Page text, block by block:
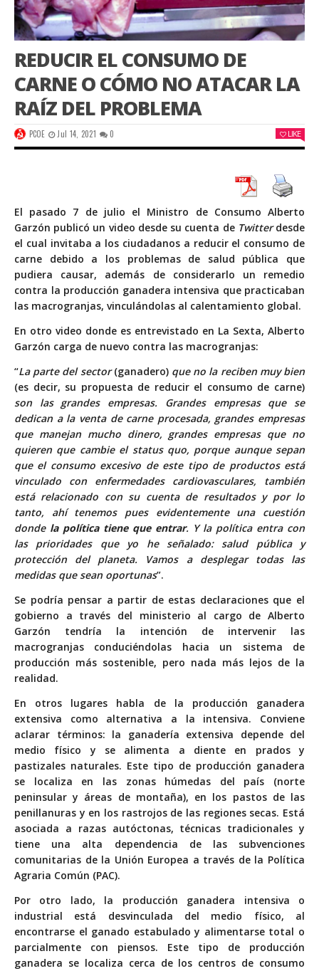
REDUCIR EL CONSUMO DE
CARNE O CÓMO NO ATACAR LA
RAÍZ DEL PROBLEMA
PCOE Jul 14, 2021 0 LIKE
El pasado 7 de julio el Ministro de Consumo Alberto
Garzón publicó un video desde su cuenta de Twitterdesde
el cual invitaba a los ciudadanos a reducir el consumo de
carne debido a los problemas de salud pública que
pudiera causar, además de considerarlo un remedio
contra la producción ganadera intensiva que practicaban
las macrogranjas, vinculándolas al calentamiento global.
En otro video donde es entrevistado en La Sexta, Alberto
Garzón carga de nuevo contra las macrogranjas:
“La parte del sector(ganadero) que no la reciben muy bien
(es decir, su propuesta de reducir el consumo de carne)
son las grandes empresas. Grandes empresas que se
dedican a la venta de carne procesada, grandes empresas
que manejan mucho dinero, grandes empresas que no
quieren que cambie el status quo, porque aunque sepan
que el consumo excesivo de este tipo de productos está
vinculado con enfermedades cardiovasculares, también
está relacionado con su cuenta de resultados y por lo
tanto, ahí tenemos pues evidentemente una cuestión
donde la política tiene que entrar. Y la política entra con
las prioridades que yo he señalado: salud pública y
protección del planeta. Vamos a desplegar todas las
medidas que sean oportunas”.
Se podría pensar a partir de estas declaraciones que el
gobierno a través del ministerio al cargo de Alberto
Garzón tendría la intención de intervenir las
macrogranjas conduciéndolas hacia un sistema de
producción más sostenible, pero nada más lejos de la
realidad.
En otros lugares habla de la producción ganadera
extensiva como alternativa a la intensiva. Conviene
aclarar términos: la ganadería extensiva depende del
medio físico y se alimenta a diente en prados y
pastizales naturales. Este tipo de producción ganadera
se localiza en las zonas húmedas del país (norte
peninsular y áreas de montaña), en los pastos de las
penillanuras y en los rastrojos de las regiones secas. Está
asociada a razas autóctonas, técnicas tradicionales y
tiene una alta dependencia de las subvenciones
comunitarias de la Unión Europea a través de la Política
Agraria Común (PAC).
Por otro lado, la producción ganadera intensiva o
industrial está desvinculada del medio físico, al
encontrarse el ganado estabulado y alimentarse total o
parcialmente con piensos. Este tipo de producción
ganadera se localiza cerca de los centros de consumo